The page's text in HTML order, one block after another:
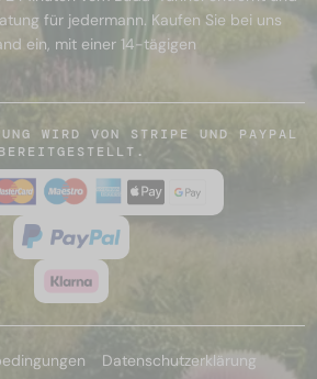
für jedermann. Kaufen Sie bei uns
ein, mit einer 14-tägigen
WIRD VON STRIPE UND PAYPAL
BEREITGESTELLT.
Datenschutzerklärung